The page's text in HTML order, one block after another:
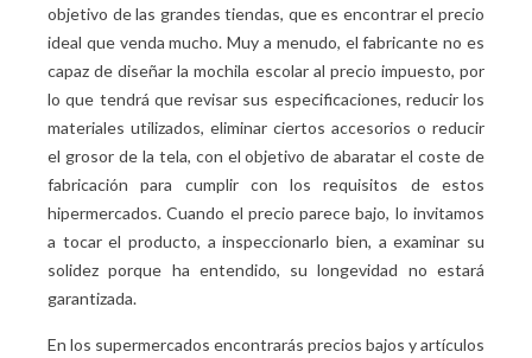
objetivo de las grandes tiendas, que es encontrar el precio
ideal que venda mucho. Muy a menudo, el fabricante no es
capaz de diseñar la mochila escolar al precio impuesto, por
lo que tendrá que revisar sus especificaciones, reducir los
materiales utilizados, eliminar ciertos accesorios o reducir
el grosor de la tela, con el objetivo de abaratar el coste de
fabricación para cumplir con los requisitos de estos
hipermercados. Cuando el precio parece bajo, lo invitamos
a tocar el producto, a inspeccionarlo bien, a examinar su
solidez porque ha entendido, su longevidad no estará
garantizada.
En los supermercados encontrarás precios bajos y artículos